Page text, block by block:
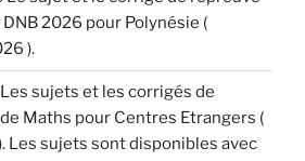
2026 pour Polynésie (
).
Les sujets et les corrigés de
Maths pour Centres Etrangers (
Les sujets sont disponibles avec